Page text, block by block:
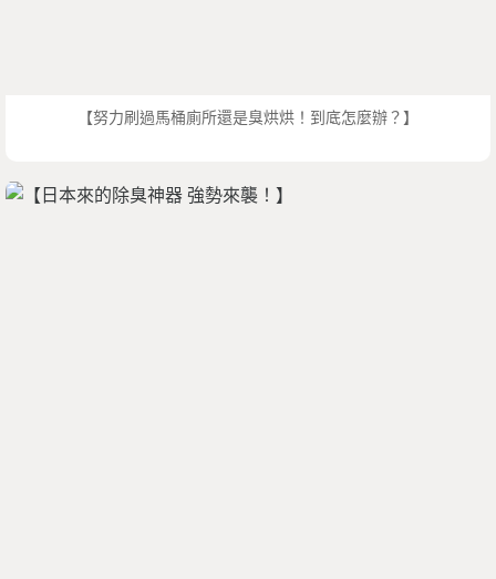
【努力刷過馬桶廁所還是臭烘烘！到底怎麼辦？】